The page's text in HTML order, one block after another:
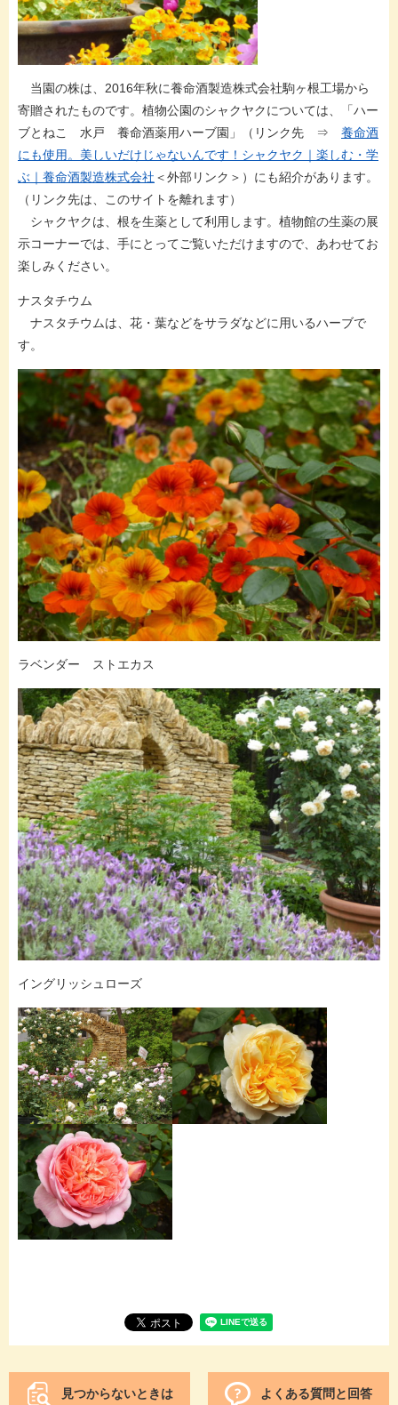
当園の株は、2016年秋に養命酒製造株式会社駒ヶ根工場から
寄贈されたものです。植物公園のシャクヤクについては、「ハー
ブとねこ 水戸 養命酒薬用ハーブ園」（リンク先 ⇒ 養命酒
にも使用。美しいだけじゃないんです！シャクヤク｜楽しむ・学
ぶ｜養命酒製造株式会社​ ＜外部リンク＞ ）にも紹介があります。
（リンク先は、このサイトを離れます）
シャクヤクは、根を生薬として利用します。植物館の生薬の展
示コーナーでは、手にとってご覧いただけますので、あわせてお
楽しみください。
ナスタチウム
ナスタチウムは、花・葉などをサラダなどに用いるハーブで
す。
ラベンダー ストエカス
イングリッシュローズ
見つからないときは よくある質問と回答